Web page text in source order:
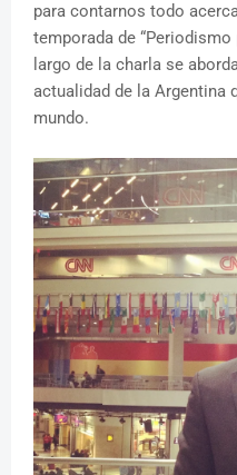
para contarnos todo
temporada de
largo de la charla se
actualidad de la Argentina
mundo.